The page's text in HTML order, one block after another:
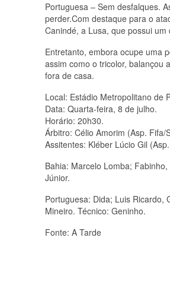
Portuguesa – Sem desfalques.
perder.Com destaque para o
Canindé, a Lusa, que possui
Entretanto, embora ocupe uma
assim como o tricolor, balançou
fora de casa.
Local: Estádio Metropolitano de
Data: Quarta-feira, 8 de julho.
Horário: 20h30.
Árbitro: Célio Amorim (Asp. Fifa/
Assitentes: Kléber Lúcio Gil
Bahia: Marcelo Lomba;
Júnior.
Portuguesa: Dida; Luis Ricardo,
Mineiro. Técnico: Geninho.
Fonte: A Tarde